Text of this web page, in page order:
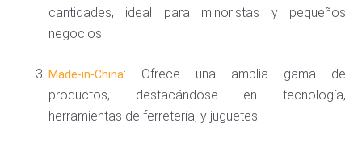
cantidades, ideal para minoristas y pequeños
negocios.
Made-in-China: Ofrece una amplia gama de
productos, destacándose en tecnología,
herramientas de ferretería, y juguetes.